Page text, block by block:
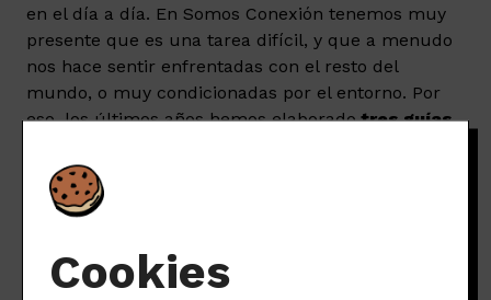
Cookies
en el día a día. En Somos Conexión tenemos muy
presente que es una tarea difícil, y que a menudo
nos hace sentir enfrentadas con el resto del
mundo, o muy condicionadas por el entorno. Por
eso, los últimos años hemos elaboradotres guías
hacerlo más fácil:
– Paracriar sin pantallas de los 0 a los 3 años,
tenemos la guía
– Para unaincorporación progresiva del primer